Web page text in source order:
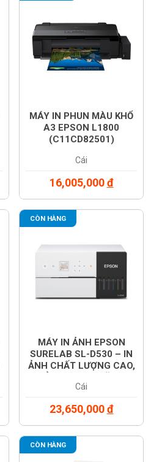
MÁY IN PHUN MÀU KHỔ
A3 EPSON L1800
(C11CD82501)
Cái
16,005,000đ
CÒN HÀNG
MÁY IN ẢNH EPSON
SURELAB SL-D530 – IN
ẢNH CHẤT LƯỢNG CAO,
ĐỘNG
Cái
23,650,000đ
CÒN HÀNG